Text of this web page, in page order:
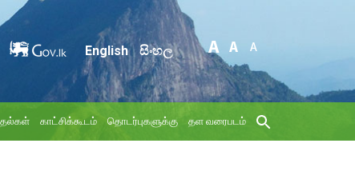
English සිංහල
காட்சிக்கூடம் தொடர்புகளுக்கு தள வரைபடம்